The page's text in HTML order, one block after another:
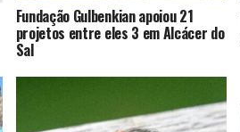
Fundação Gulbenkian apoiou 21
projetos entre eles 3 em Alcácer do
Sal